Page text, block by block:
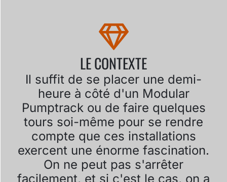
LE CONTEXTE
Il suffit de se placer une demi-
heure à côté d'un Modular
Pumptrack ou de faire quelques
tours soi-même pour se rendre
compte que ces installations
exercent une énorme fascination.
On ne peut pas s'arrêter
facilement, et si c'est le cas, on a